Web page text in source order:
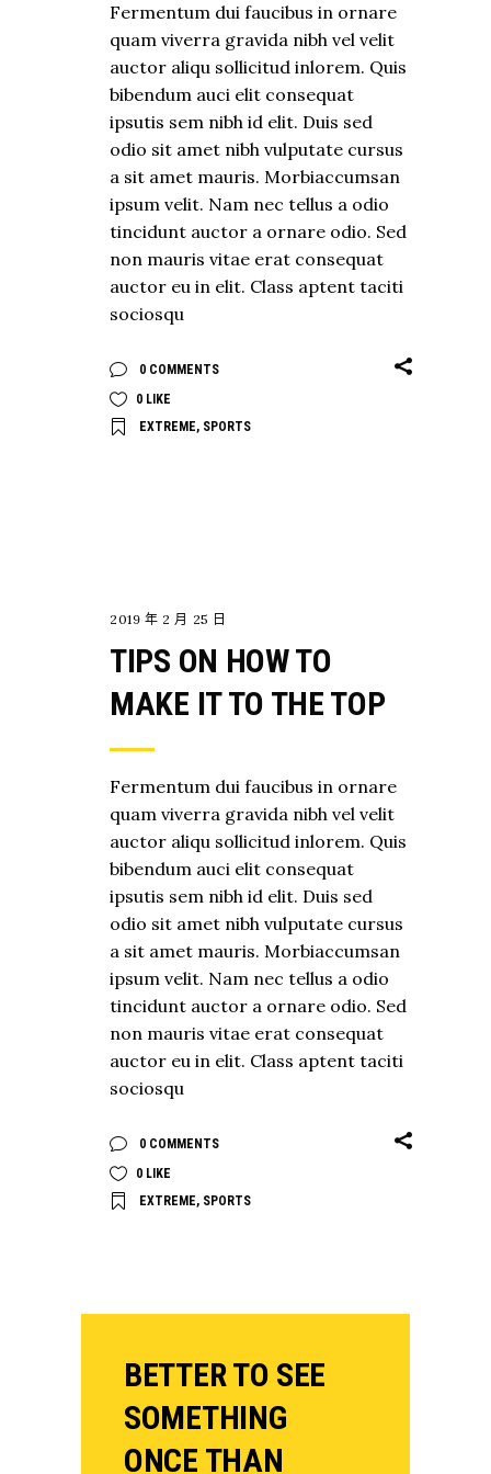
Fermentum dui faucibus in ornare
quam viverra gravida nibh vel velit
auctor aliqu sollicitud inlorem. Quis
bibendum auci elit consequat
ipsutis sem nibh id elit. Duis sed
odio sit amet nibh vulputate cursus
a sit amet mauris. Morbiaccumsan
ipsum velit. Nam nec tellus a odio
tincidunt auctor a ornare odio. Sed
non mauris vitae erat consequat
auctor eu in elit. Class aptent taciti
sociosqu
0 COMMENTS
0 LIKE
EXTREME, SPORTS
2019 年 2 月 25 日
TIPS ON HOW TO
MAKE IT TO THE TOP
Fermentum dui faucibus in ornare
quam viverra gravida nibh vel velit
auctor aliqu sollicitud inlorem. Quis
bibendum auci elit consequat
ipsutis sem nibh id elit. Duis sed
odio sit amet nibh vulputate cursus
a sit amet mauris. Morbiaccumsan
ipsum velit. Nam nec tellus a odio
tincidunt auctor a ornare odio. Sed
non mauris vitae erat consequat
auctor eu in elit. Class aptent taciti
sociosqu
0 COMMENTS
0 LIKE
EXTREME, SPORTS
BETTER TO SEE
SOMETHING
ONCE THAN